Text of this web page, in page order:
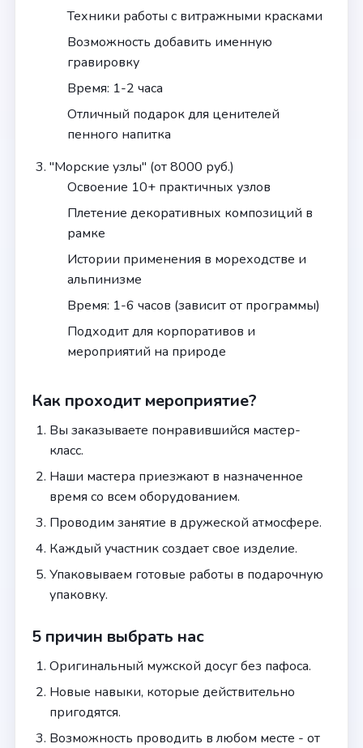
Техники работы с витражными красками
Возможность добавить именную
гравировку
Время: 1-2 часа
Отличный подарок для ценителей
пенного напитка
"Морские узлы" (от 8000 руб.)
Освоение 10+ практичных узлов
Плетение декоративных композиций в
рамке
Истории применения в мореходстве и
альпинизме
Время: 1-6 часов (зависит от программы)
Подходит для корпоративов и
мероприятий на природе
Как проходит мероприятие?
Вы заказываете понравившийся мастер-
класс.
Наши мастера приезжают в назначенное
время со всем оборудованием.
Проводим занятие в дружеской атмосфере.
Каждый участник создает свое изделие.
Упаковываем готовые работы в подарочную
упаковку.
5 причин выбрать нас
Оригинальный мужской досуг без пафоса.
Новые навыки, которые действительно
пригодятся.
Возможность проводить в любом месте - от